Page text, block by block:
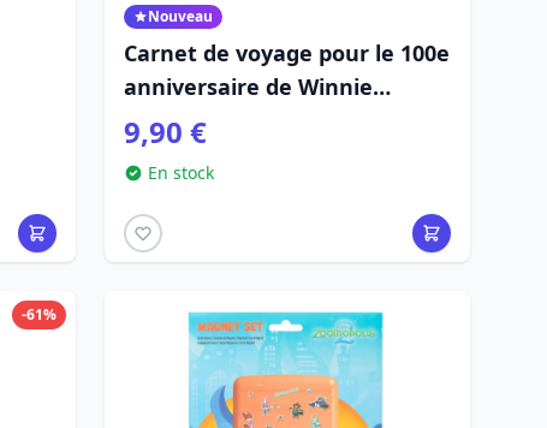
Nouveau
Carnet de voyage pour le 100e
anniversaire de Winnie
l'Ourson
9,90 €
En stock
-61%